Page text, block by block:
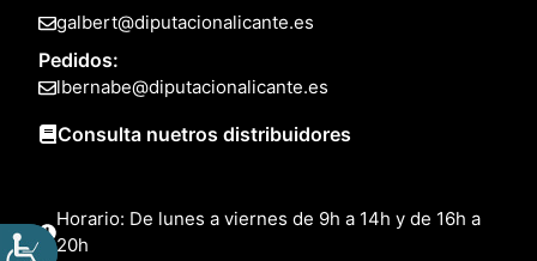
galbert@diputacionalicante.es
Pedidos:
lbernabe@diputacionalicante.es
Consulta nuetros distribuidores
Horario: De lunes a viernes de 9h a 14h y de 16h a
20h